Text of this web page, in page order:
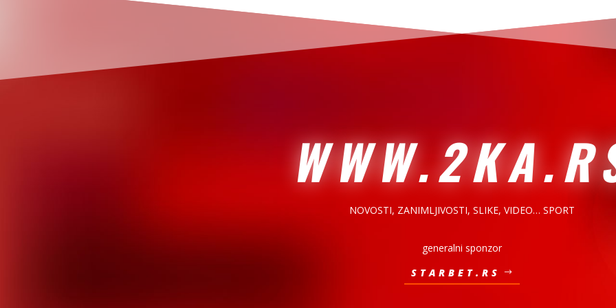
NOVOSTI, ZANIMLJIVOSTI, SLIKE, VIDEO… SPORT
generalni sponzor
STARBET.RS